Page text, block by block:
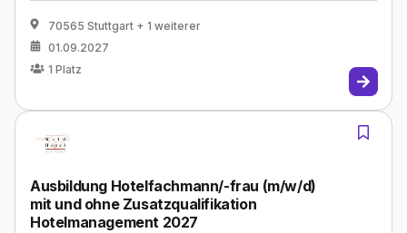
70565 Stuttgart + 1 weiterer
01.09.2027
1 Platz
Ausbildung Hotelfachmann/-frau (m/w/d)
mit und ohne Zusatzqualifikation
Hotelmanagement 2027